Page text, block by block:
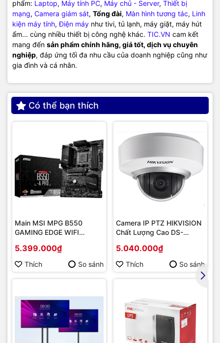
phẩm: Laptop, Máy tính PC, Máy chủ - Server, Thiết bị
mạng, Camera giám sát, Tổng đài, Màn hình tương tác, Linh
kiện máy tính,Điện máy như tivi, tủ lạnh, máy giặt, máy hút
ẩm... cùng nhiều thiết bị công nghệ khác. TIC.VN cam kết
mang đến sản phẩm chính hãng, giá tốt, dịch vụ chuyên
nghiệp, đáp ứng tối đa nhu cầu của doanh nghiệp cũng như
gia đình và cá nhân.
Có thể bạn thích
Main MSI MPG B550
GAMING EDGE WIFI
Socket AM4/ VGA
onboard)
5.399.000₫
Thích So sánh
Camera IP PTZ HIKVISION
Chất Lượng Cao DS-
5.040.000₫
Thích So sánh